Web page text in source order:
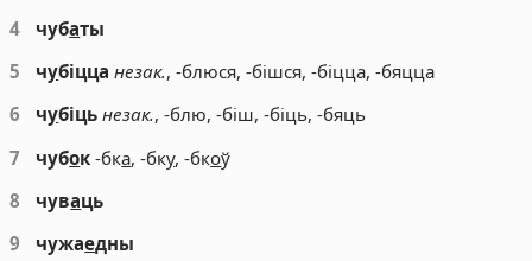
4
чубаты
5
чубіцца незак., -блюся, -бішся, -біцца, -бяцца
6
чубіць незак., -блю, -біш, -біць, -бяць
7
чубок -бка, -бку, -бкоў
8
чуваць
9
чужаедны